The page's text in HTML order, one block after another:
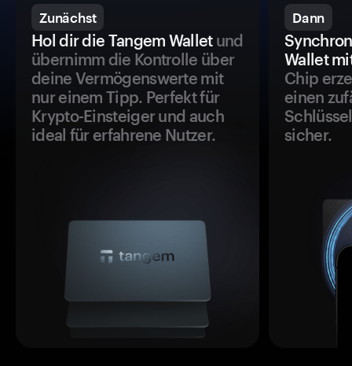
Zunächst
Hol dir die Tangem Walletund
übernimm die Kontrolle über
deine Vermögenswerte mit
nur einem Tipp. Perfekt für
Krypto-Einsteiger und auch
ideal für erfahrene Nutzer.
Dann
Wallet
Chip
einen
sicher.